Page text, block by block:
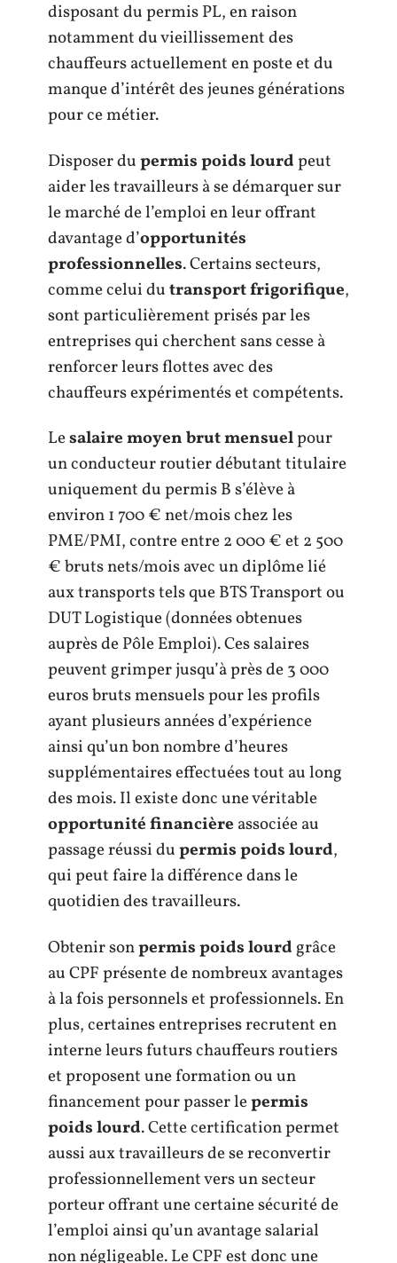
disposant du permis PL, en raison
notamment du vieillissement des
chauffeurs actuellement en poste et du
manque d’intérêt des jeunes générations
pour ce métier.
Disposer dupermis poids lourdpeut
aider les travailleurs à se démarquer sur
le marché de l’emploi en leur offrant
davantage d’opportunités
professionnelles. Certains secteurs,
comme celui dutransport frigorifique,
sont particulièrement prisés par les
entreprises qui cherchent sans cesse à
renforcer leurs flottes avec des
chauffeurs expérimentés et compétents.
Lesalaire moyen brut mensuelpour
un conducteur routier débutant titulaire
uniquement du permis B s’élève à
environ 1 700 € net/mois chez les
PME/PMI, contre entre 2 000 € et 2 500
€ bruts nets/mois avec un diplôme lié
aux transports tels que BTS Transport ou
DUT Logistique (données obtenues
auprès de Pôle Emploi). Ces salaires
peuvent grimper jusqu’à près de 3 000
euros bruts mensuels pour les profils
ayant plusieurs années d’expérience
ainsi qu’un bon nombre d’heures
supplémentaires effectuées tout au long
des mois. Il existe donc une véritable
opportunité financière associée au
passage réussi dupermis poids lourd,
qui peut faire la différence dans le
quotidien des travailleurs.
Obtenir sonpermis poids lourd grâce
au CPF présente de nombreux avantages
à la fois personnels et professionnels. En
plus, certaines entreprises recrutent en
interne leurs futurs chauffeurs routiers
et proposent une formation ou un
financement pour passer lepermis
poids lourd. Cette certification permet
aussi aux travailleurs de se reconvertir
professionnellement vers un secteur
porteur offrant une certaine sécurité de
l’emploi ainsi qu’un avantage salarial
non négligeable. Le CPF est donc une